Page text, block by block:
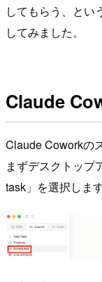
してもらう、とい
してみました。
Claude
Claude Coworkの
まずデスクトップ
task」を選択します